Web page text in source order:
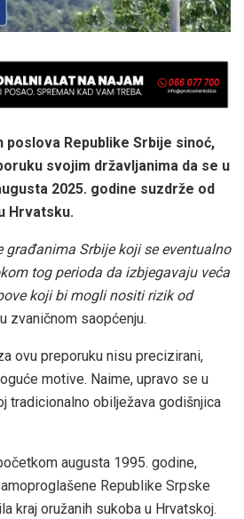
Republike Srbije sinoć,
svojim državljanima da se u
2025. godine suzdrže od
Hrvatsku.
građanima Srbije koji se eventualno
tog perioda da izbjegavaju veća
koji bi mogli nositi rizik od
zvaničnom saopćenju.
ovu preporuku nisu precizirani,
motive. Naime, upravo se u
tradicionalno obilježava godišnjica
augusta 1995. godine,
Republike Srpske
kraj oružanih sukoba u Hrvatskoj.